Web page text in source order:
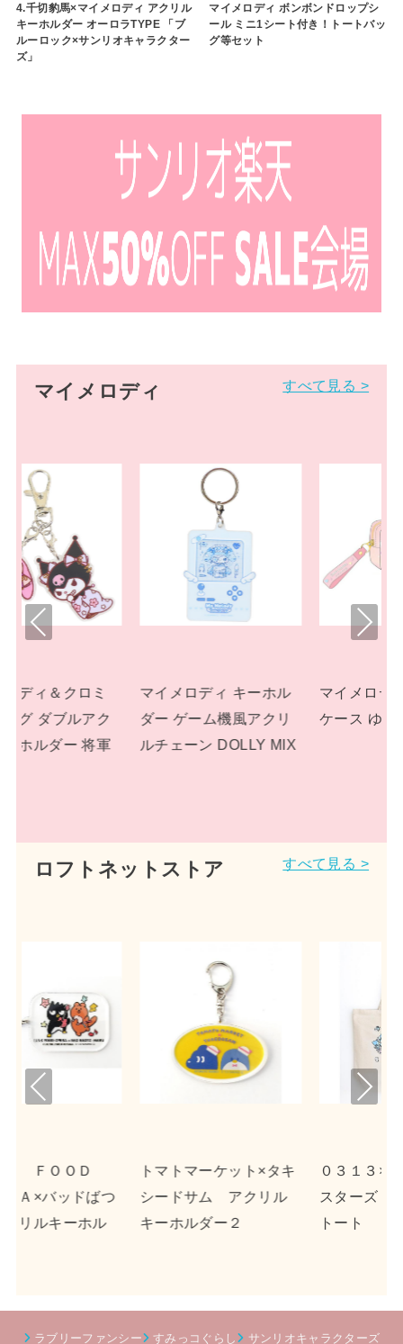
4.千切豹馬×マイメロディ アクリル
キーホルダー オーロラTYPE 「ブ
ルーロック×サンリオキャラクター
ズ」
マイメロディ ボンボンドロップシ
ール ミニ1シート付き！トートバッ
グ等セット
マイメロディ すべて見る >
ーホル
アクリ
MIX
マイメロディ BOXペン
ケース ゆめかわ!
マイメロディ ぬいぐ
み プラッシュドール
パステルドリームラ
Pre
Nex
ロフトネットストア すべて見る >
×タキ
リル
０３１３×リトルツイン
スターズ キャンバス
トート
ｎｓｎ×ポチャッコ
クリルキーホルダー
Pre
Nex
ラブリーファンシー すみっコぐらし サンリオキャラクターズ